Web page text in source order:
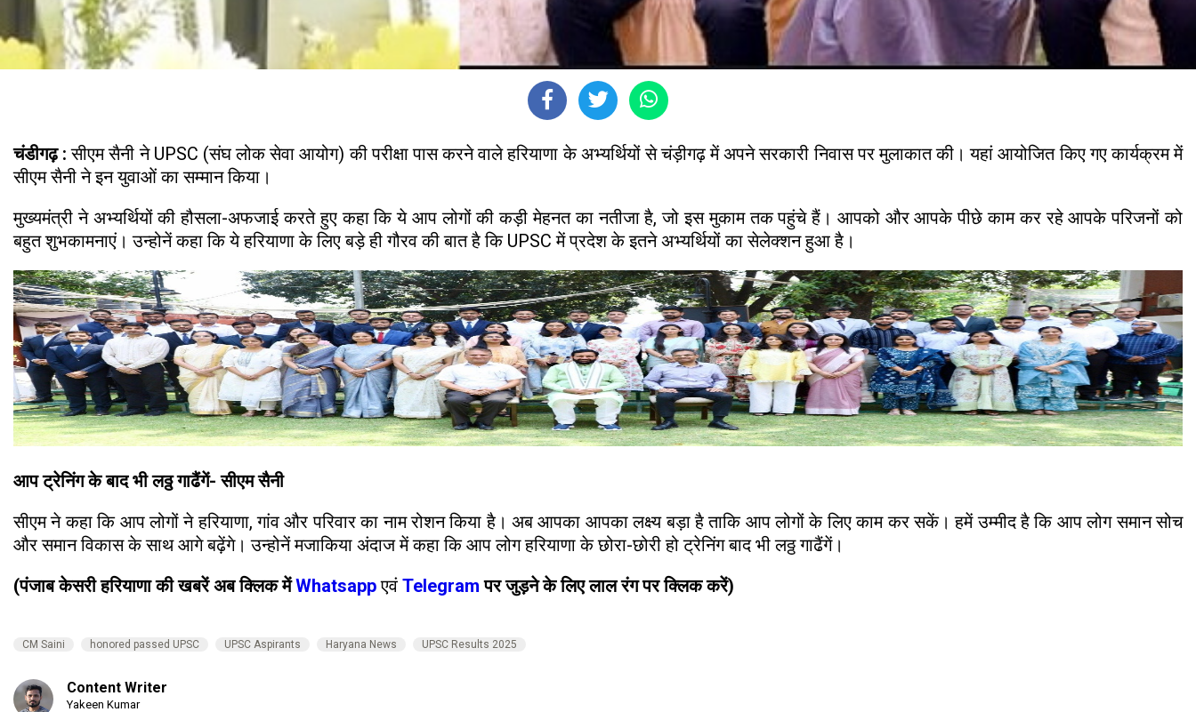
चंडीगढ़ :सीएम सैनी ने UPSC (संघ लोक सेवा आयोग) की परीक्षा पास करने वाले हरियाणा के अभ्यर्थियों से चंड़ीगढ़ में अपने सरकारी निवास पर मुलाकात की। यहां आयोजित किए गए कार्यक्रम में
सीएम सैनी ने इन युवाओं का सम्मान किया।
मुख्यमंत्री ने अभ्यर्थियों की हौसला-अफजाई करते हुए कहा कि ये आप लोगों की कड़ी मेहनत का नतीजा है, जो इस मुकाम तक पहुंचे हैं। आपको और आपके पीछे काम कर रहे आपके परिजनों को
बहुत शुभकामनाएं। उन्होनें कहा कि ये हरियाणा के लिए बड़े ही गौरव की बात है कि UPSC में प्रदेश के इतने अभ्यर्थियों का सेलेक्शन हुआ है।
आप ट्रेनिंग के बाद भी लठ्ठ गाढैंगें- सीएम सैनी
सीएम ने कहा कि आप लोगों ने हरियाणा, गांव और परिवार का नाम रोशन किया है। अब आपका आपका लक्ष्य बड़ा है ताकि आप लोगों के लिए काम कर सकें। हमें उम्मीद है कि आप लोग समान सोच
और समान विकास के साथ आगे बढ़ेंगे। उन्होनें मजाकिया अंदाज में कहा कि आप लोग हरियाणा के छोरा-छोरी हो ट्रेनिंग बाद भी लठ्ठ गाढैंगें।
(पंजाब केसरी हरियाणा की खबरें अब क्लिक मेंWhatsappएवं Telegram पर जुड़ने के लिए लाल रंग पर क्लिक करें)
CM Saini honored passed UPSC UPSC Aspirants Haryana News UPSC Results 2025
Content Writer
Yakeen Kumar